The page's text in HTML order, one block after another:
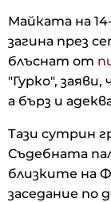
Майката на
загина през
блъснат от
"Гурко",
а бърз и
Тази сутрин
Съдебната
близките на
заседание по